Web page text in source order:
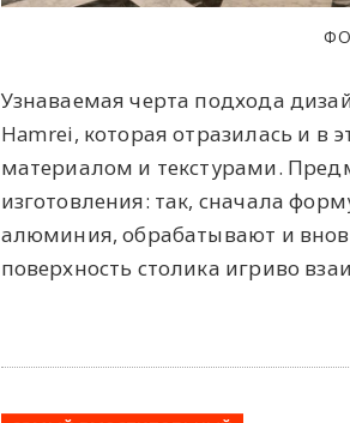
Узнаваемая черта подхода
Hamrei, которая отразилась и в
материалом и текстурами.
изготовления: так, сначала
алюминия, обрабатывают и
поверхность столика игриво